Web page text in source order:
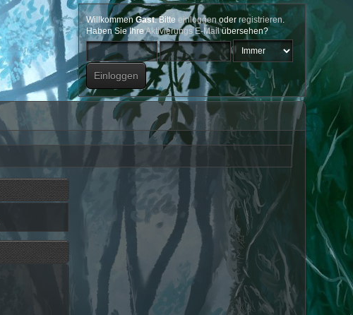
WillkommenGast. Bitte einloggenoderregistrieren.
Haben Sie IhreAktivierungs E-Mailübersehen?